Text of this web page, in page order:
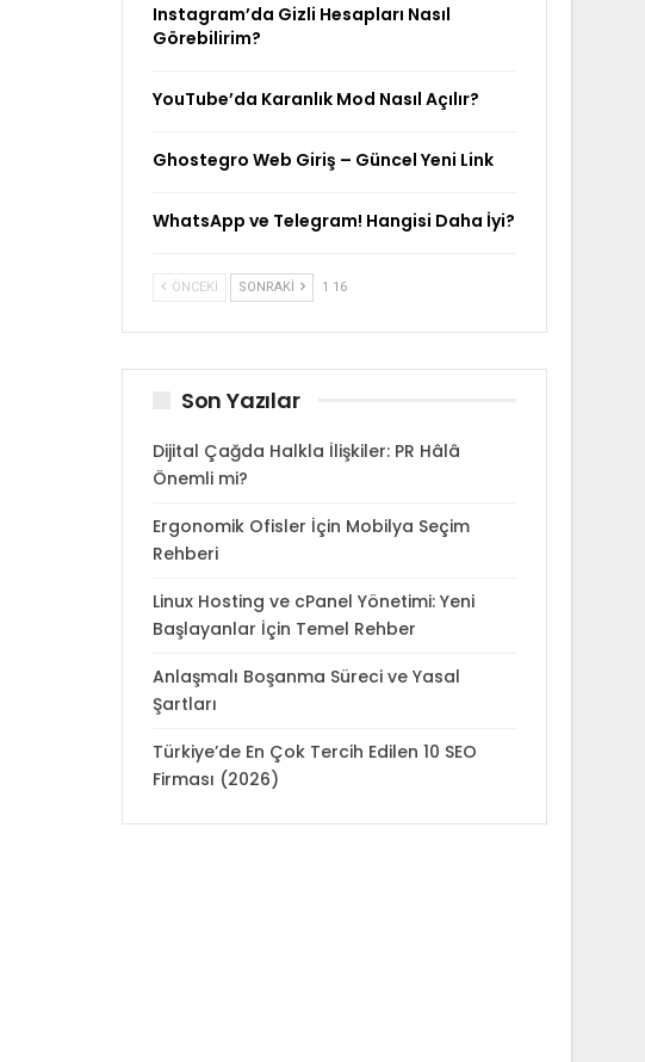
Instagram’da Gizli Hesapları Nasıl
Görebilirim?
YouTube’da Karanlık Mod Nasıl Açılır?
Ghostegro Web Giriş – Güncel Yeni Link
WhatsApp ve Telegram! Hangisi Daha İyi?
ÖNCEKI SONRAKI 1 16
Son Yazılar
Dijital Çağda Halkla İlişkiler: PR Hâlâ
Önemli mi?
Ergonomik Ofisler İçin Mobilya Seçim
Rehberi
Linux Hosting ve cPanel Yönetimi: Yeni
Başlayanlar İçin Temel Rehber
Anlaşmalı Boşanma Süreci ve Yasal
Şartları
Türkiye’de En Çok Tercih Edilen 10 SEO
Firması (2026)